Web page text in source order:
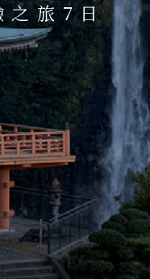
之旅7日